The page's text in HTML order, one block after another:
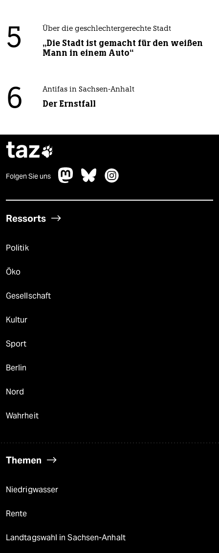
5 Über die geschlechtergerechte Stadt
„Die Stadt ist gemacht für den weißen
Mann in einem Auto“
6 Antifas in Sachsen-Anhalt
Der Ernstfall
taz
Folgen Sie uns
Ressorts
Politik
Öko
Gesellschaft
Kultur
Sport
Berlin
Nord
Wahrheit
Themen
Niedrigwasser
Rente
Landtagswahl in Sachsen-Anhalt